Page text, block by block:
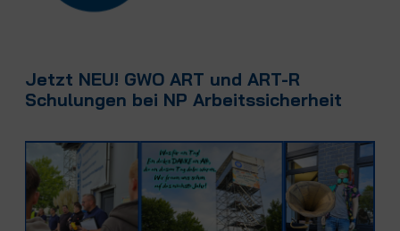
Jetzt NEU! GWO ART und ART-R
Schulungen bei NP Arbeitssicherheit